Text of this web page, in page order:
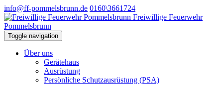
info@ff-pommelsbrunn.de 0160\3661724
Freiwillige Feuerwehr
Pommelsbrunn
Toggle navigation
Über uns
Gerätehaus
Ausrüstung
Persönliche Schutzausrüstung (PSA)